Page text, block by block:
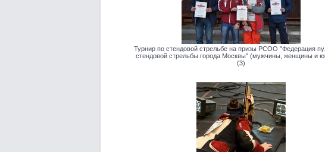
Турнир по стендовой стрельбе на призы РСОО "Федерация
стендовой стрельбы города Москвы" (мужчины, женщины и
(3)